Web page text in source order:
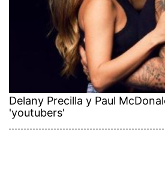
Delany Precilla y Paul
'youtubers'